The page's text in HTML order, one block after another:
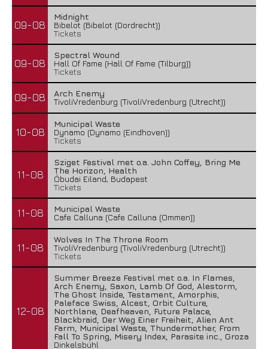
09-08
Midnight
Bibelot (Bibelot (Dordrecht))
Tickets
09-08
Spectral Wound
Hall Of Fame (Hall Of Fame (Tilburg))
Tickets
09-08
Arch Enemy
TivoliVredenburg (TivoliVredenburg (Utrecht))
10-08
Municipal Waste
Dynamo (Dynamo (Eindhoven))
Tickets
11-08
Sziget Festival met o.a. John Coffey, Bring Me
The Horizon, Health
Óbudai Eiland, Budapest
Tickets
11-08
Municipal Waste
Cafe Calluna (Cafe Calluna (Ommen))
11-08
Wolves In The Throne Room
TivoliVredenburg (TivoliVredenburg (Utrecht))
Tickets
12-08
Summer Breeze Festival met o.a. In Flames,
Arch Enemy, Saxon, Lamb Of God, Alestorm,
The Ghost Inside, Testament, Amorphis,
Paleface Swiss, Alcest, Orbit Culture,
Northlane, Deafheaven, Future Palace,
Blackbraid, Der Weg Einer Freiheit, Alien Ant
Farm, Municipal Waste, Thundermother, From
Fall To Spring, Misery Index, Parasite inc., Groza
Dinkelsbühl